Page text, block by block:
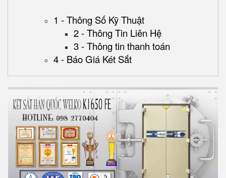
1 - Thông Số Kỹ Thuật
2 - Thông Tin Liên Hệ
3 - Thông tin thanh toán
4 - Báo Giá Két Sắt